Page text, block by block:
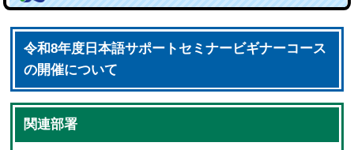
令和8年度日本語サポートセミナービギナーコース
の開催について
関連部署